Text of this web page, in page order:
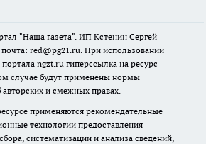
"Наша газета". ИП Кстенин Сергей
red@pg21.ru. При использовании
ngzt.ru гиперссылка на ресурс
случае будут применены нормы
авторских и смежных правах.
применяются рекомендательные
технологии предоставления
систематизации и анализа сведений,